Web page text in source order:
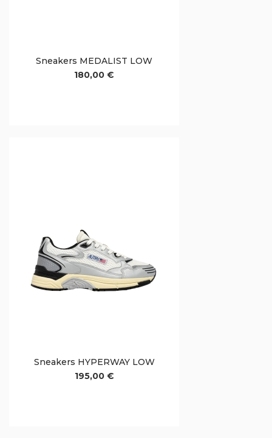
Sneakers MEDALIST LOW
180,00 €
Sneakers HYPERWAY LOW
195,00 €